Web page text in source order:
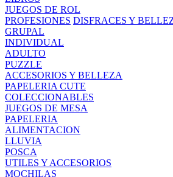
JUEGOS DE ROL
PROFESIONES DISFRACES Y
GRUPAL
INDIVIDUAL
ADULTO
PUZZLE
ACCESORIOS Y BELLEZA
PAPELERIA CUTE
COLECCIONABLES
JUEGOS DE MESA
PAPELERIA
ALIMENTACION
LLUVIA
POSCA
UTILES Y ACCESORIOS
MOCHILAS